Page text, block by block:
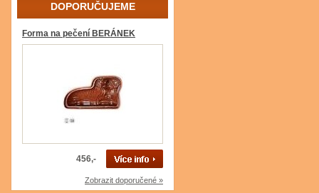
DOPORUČUJEME
Forma na pečení BERÁNEK
456,-
Zobrazit doporučené »